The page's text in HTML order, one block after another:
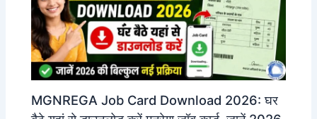
MGNREGA Job Card Download 2026: घर